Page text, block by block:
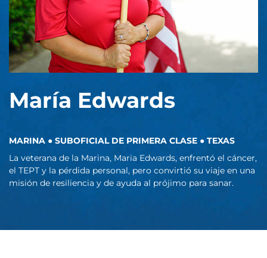
María Edwards
MARINA ● SUBOFICIAL DE PRIMERA CLASE ● TEXAS
La veterana de la Marina, Maria Edwards, enfrentó el cáncer,
el TEPT y la pérdida personal, pero convirtió su viaje en una
misión de resiliencia y de ayuda al prójimo para sanar.